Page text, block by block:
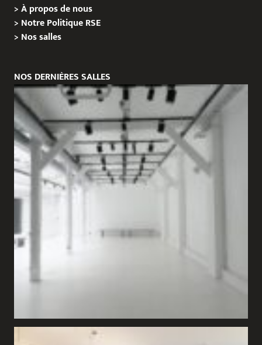
>À propos de nous
> Notre Politique RSE
> Nos salles
NOS DERNIÈRES SALLES